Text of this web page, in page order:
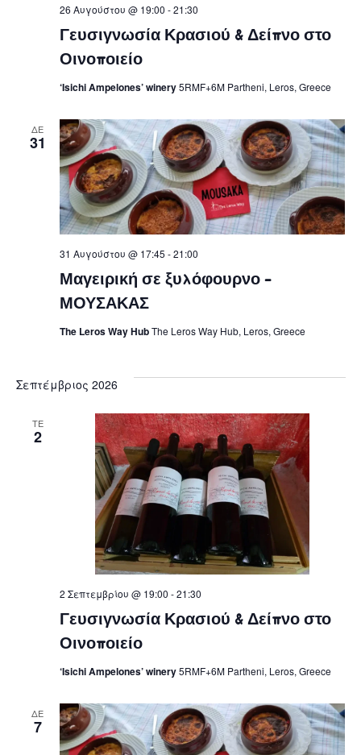
Γευσιγνωσία Κρασιού & Δείπνο στο
Οινοποιείο
26 Αυγούστου @ 19:00 -21:30
‘Isichi Ampelones’ winery5RMF+6M Partheni, Leros, Greece
ΔΕ
31
Μαγειρική σε ξυλόφουρνο –
ΜΟΥΣΑΚΑΣ
31 Αυγούστου @ 17:45 -21:00
The Leros Way HubThe Leros Way Hub, Leros, Greece
Σεπτέμβριος 2026
ΤΕ
2
Γευσιγνωσία Κρασιού & Δείπνο στο
Οινοποιείο
2 Σεπτεμβρίου @ 19:00 -21:30
‘Isichi Ampelones’ winery5RMF+6M Partheni, Leros, Greece
ΔΕ
7